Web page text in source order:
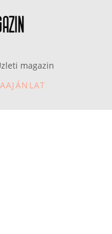
magazin